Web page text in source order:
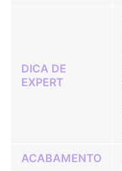
DICA DE
EXPERT
ACABAMENTO